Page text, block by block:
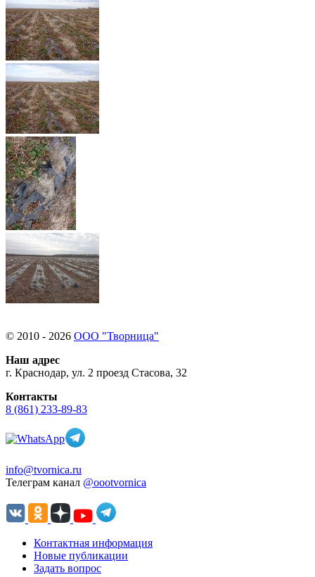
© 2010 - 2026 ООО "Творница"
Наш адрес
г. Краснодар, ул. 2 проезд Стасова, 32
Контакты
8 (861) 233-89-83
info@tvornica.ru
Телеграм канал @oootvornica
Контактная информация
Новые публикации
Задать вопрос